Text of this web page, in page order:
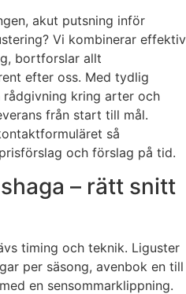
akut putsning inför
Vi kombinerar effektiv
bortforslar allt
efter oss. Med tydlig
kring arter och
från start till mål.
så
och förslag på tid.
– rätt snitt
timing och teknik. Liguster
per säsong, avenbok en till
en sensommarklippning.